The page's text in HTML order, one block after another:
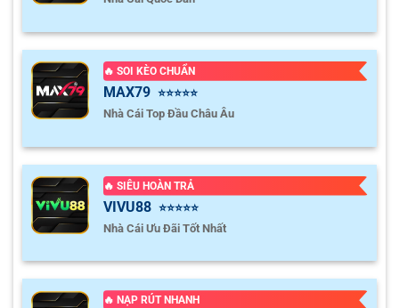
🔥 SOI KÈO CHUẨN
MAX79 ⭐⭐⭐⭐⭐
Nhà Cái Top Đầu Châu Âu
🔥 SIÊU HOÀN TRẢ
VIVU88 ⭐⭐⭐⭐⭐
Nhà Cái Ưu Đãi Tốt Nhất
🔥 NẠP RÚT NHANH